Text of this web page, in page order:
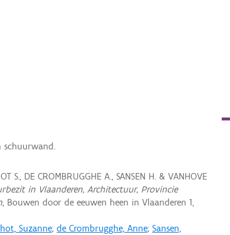
schuurwand.
S., DE CROMBRUGGHE A., SANSEN H. & VANHOVE
in Vlaanderen, Architectuur, Provincie
, Bouwen door de eeuwen heen in Vlaanderen 1,
Suzanne;de Crombrugghe, Anne;Sansen,